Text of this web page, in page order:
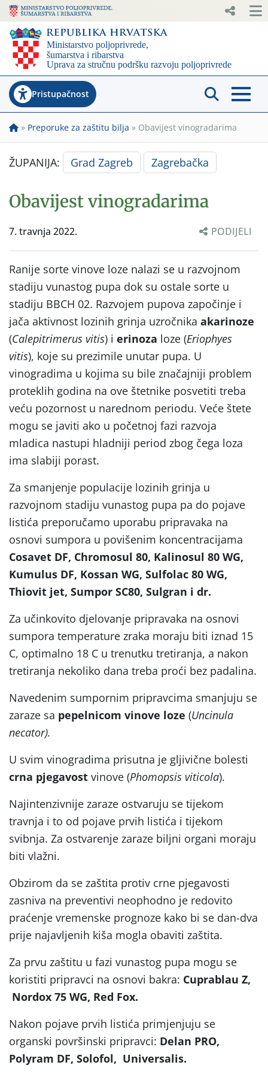
Pristupačnost
» Preporuke za zaštitu bilja » Obavijest vinogradarima
ŽUPANIJA: Grad Zagreb Zagrebačka
Obavijest vinogradarima
7. travnja 2022. PODIJELI
Ranije sorte vinove loze nalazi se u razvojnom
stadiju vunastog pupa dok su ostale sorte u
stadiju BBCH 02. Razvojem pupova započinje i
jača aktivnost lozinih grinja uzročnika akarinoze
(Calepitrimerus vitis) i erinoza loze (Eriophyes
vitis), koje su prezimile unutar pupa. U
vinogradima u kojima su bile značajniji problem
proteklih godina na ove štetnike posvetiti treba
veću pozornost u narednom periodu. Veće štete
mogu se javiti ako u početnoj fazi razvoja
mladica nastupi hladniji period zbog čega loza
ima slabiji porast.
Za smanjenje populacije lozinih grinja u
razvojnom stadiju vunastog pupa pa do pojave
listića preporučamo uporabu pripravaka na
osnovi sumpora u povišenim koncentracijama
Cosavet DF, Chromosul 80, Kalinosul 80 WG,
Kumulus DF, Kossan WG, Sulfolac 80 WG,
Thiovit jet, Sumpor SC80, Sulgran i dr.
Za učinkovito djelovanje pripravaka na osnovi
sumpora temperature zraka moraju biti iznad 15
C, optimalno 18 C u trenutku tretiranja, a nakon
tretiranja nekoliko dana treba proći bez padalina.
Navedenim sumpornim pripravcima smanjuju se
zaraze sa pepelnicom vinove loze (Uncinula
necator).
U svim vinogradima prisutna je gljivične bolesti
crna pjegavost vinove (Phomopsis viticola).
Najintenzivnije zaraze ostvaruju se tijekom
travnja i to od pojave prvih listića i tijekom
svibnja. Za ostvarenje zaraze biljni organi moraju
biti vlažni.
Obzirom da se zaštita protiv crne pjegavosti
zasniva na preventivi neophodno je redovito
praćenje vremenske prognoze kako bi se dan-dva
prije najavljenih kiša mogla obaviti zaštita.
Za prvu zaštitu u fazi vunastog pupa mogu se
koristiti pripravci na osnovi bakra: Cuprablau Z,
Nordox 75 WG, Red Fox.
Nakon pojave prvih listića primjenjuju se
organski površinski pripravci: Delan PRO,
Polyram DF, Solofol, Universalis.